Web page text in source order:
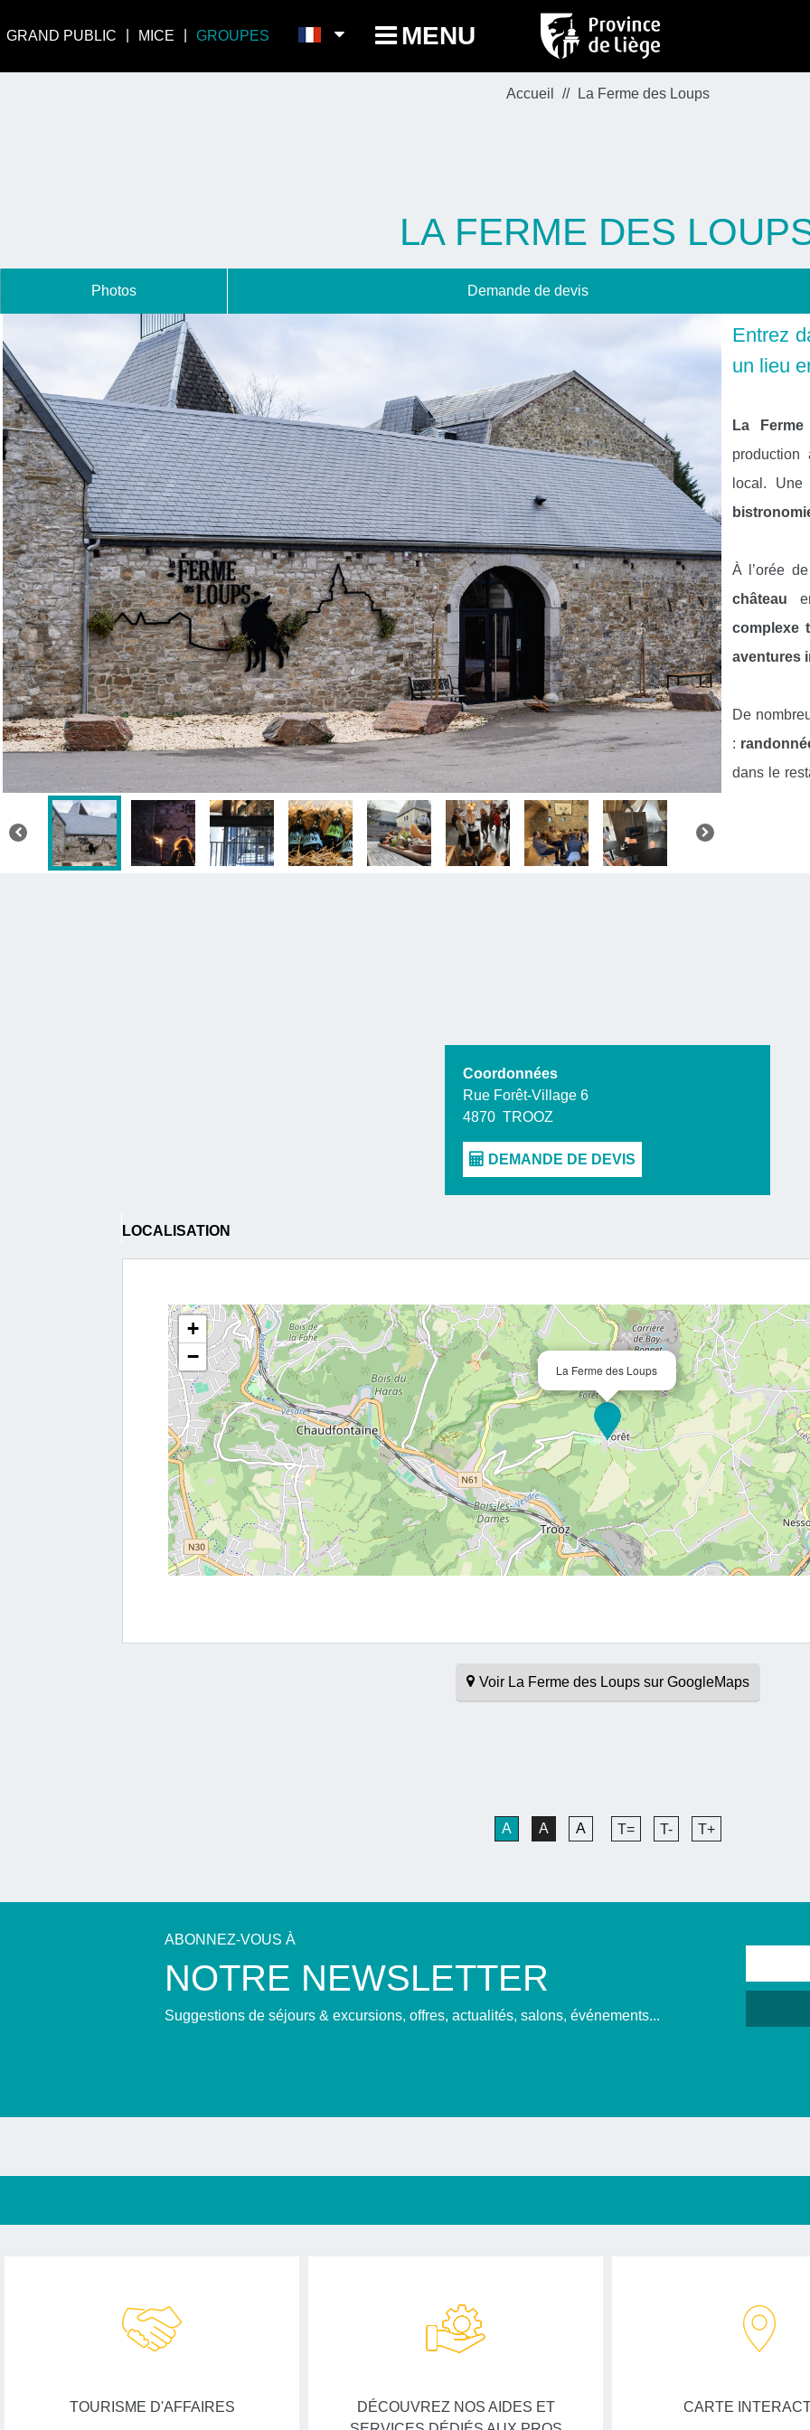
GRAND PUBLIC MICE GROUPES MENU
Accueil La Ferme des Loups
LA FERME DES
Photos Demande de devis
Entrez
un lieu
La
local. Une
À l’orée
château
complexe
aventures
De
:
dans le
Coordonnées
Rue Forêt-Village 6
4870 TROOZ
LOCALISATION
La Ferme des Loups
+
−
Voir La Ferme des Loups sur GoogleMaps
A A A T= T- T+
ABONNEZ-VOUS À
NOTRE NEWSLETTER
Suggestions de séjours & excursions, offres, actualités, salons, événements...
TOURISME D'AFFAIRES
DÉCOUVREZ NOS AIDES ET
CARTE